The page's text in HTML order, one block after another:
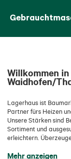
Willkommen
Waidhofen/
Lagerhaus ist
Partner fürs Heizen
Unsere Stärken sind
Sortiment und
erleichtern.
Mehr anzeigen